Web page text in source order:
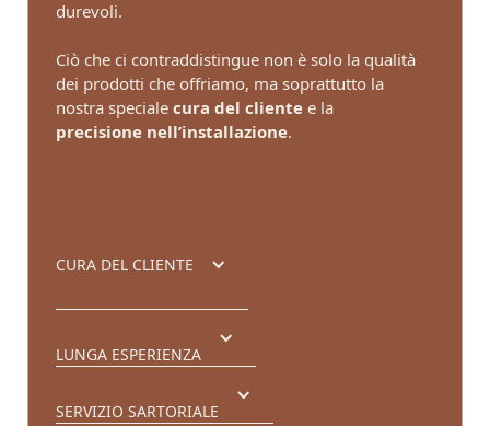
durevoli.
Ciò che ci contraddistingue non è solo la qualità
dei prodotti che offriamo, ma soprattutto la
nostra speciale cura del cliente e la
precisione nell’installazione.
CURA DEL CLIENTE
LUNGA ESPERIENZA
SERVIZIO SARTORIALE